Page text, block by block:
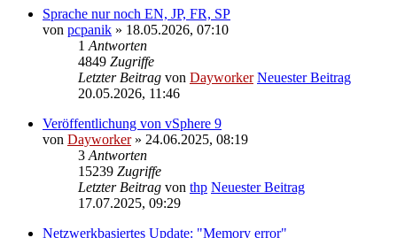
Sprache nur noch EN, JP, FR, SP
von pcpanik » 18.05.2026, 07:10
1 Antworten
4849 Zugriffe
Letzter Beitrag von Dayworker Neuester Beitrag
20.05.2026, 11:46
Veröffentlichung von vSphere 9
von Dayworker» 24.06.2025, 08:19
3 Antworten
15239 Zugriffe
Letzter Beitrag von thp Neuester Beitrag
17.07.2025, 09:29
Netzwerkbasiertes Update: "Memory error"